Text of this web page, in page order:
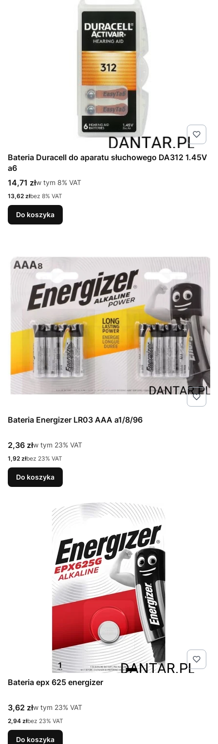
Bateria Duracell do aparatu słuchowego DA312 1.45V
a6
Cena brutto
14,71 złw tym %s VAT
w tym 8% VAT
Cena netto
13,62 złbez 8% VAT
Do koszyka
Bateria Energizer LR03 AAA a1/8/96
Cena brutto
2,36 złw tym %s VAT
w tym 23% VAT
Cena netto
1,92 złbez 23% VAT
Do koszyka
Bateria epx 625 energizer
Cena brutto
3,62 złw tym %s VAT
w tym 23% VAT
Cena netto
2,94 złbez 23% VAT
Do koszyka